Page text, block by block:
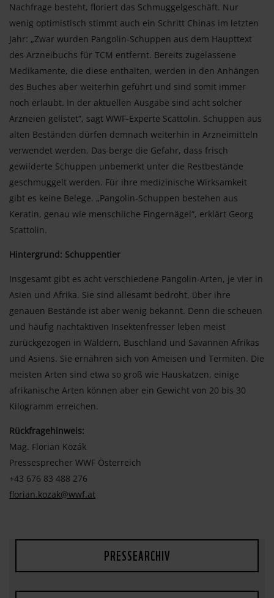
Nachfrage besteht, floriert das Schmuggelgeschäft. Nur
wenig optimistisch stimmt auch ein Schritt Chinas im letzten
Jahr: „Zwar wurden Pangolin-Schuppen aus dem Haupttext
des Arzneibuchs für TCM entfernt. Bereits zugelassene
Medikamente, die diese enthalten, werden in den Anhängen
des Buches aber weiterhin geführt und sind somit immer
noch erlaubt. In der aktuellen Ausgabe sind acht solcher
Arzneien gelistet“, sagt WWF-Experte Scattolin. Schuppen aus
alten Beständen dürfen demnach weiterhin in Arzneimitteln
verwendet werden. Das berge die Gefahr, dass frisch
gewilderte Schuppen unbemerkt unter die Restbestände
geschmuggelt werden. Für ihre medizinische Wirksamkeit
gibt es keine Belege. „Pangolin-Schuppen bestehen aus
Keratin, genau wie menschliche Fingernägel“, erklärt Georg
Scattolin.
Hintergrund: Schuppentier
Insgesamt gibt es acht verschiedene Pangolin-Arten, je vier in
Asien und Afrika. Sie sind allesamt bedroht, über ihre
genauen Bestände ist aber wenig bekannt. Denn die scheuen
und häufig nachtaktiven Insektenfresser leben meist
zurückgezogen in Wäldern, Buschland und Savannen Afrikas
und Asiens. Sie ernähren sich von Ameisen und Termiten. Die
meisten Arten sind etwa so groß wie Hauskatzen, einige
afrikanische Arten können aber ein Gewicht von 20 bis 30
Kilogramm erreichen.
Rückfragehinweis:
Mag. Florian Kozák
Pressesprecher WWF Österreich
+43 676 83 488 276
florian.kozak@wwf.at
PRESSEARCHIV